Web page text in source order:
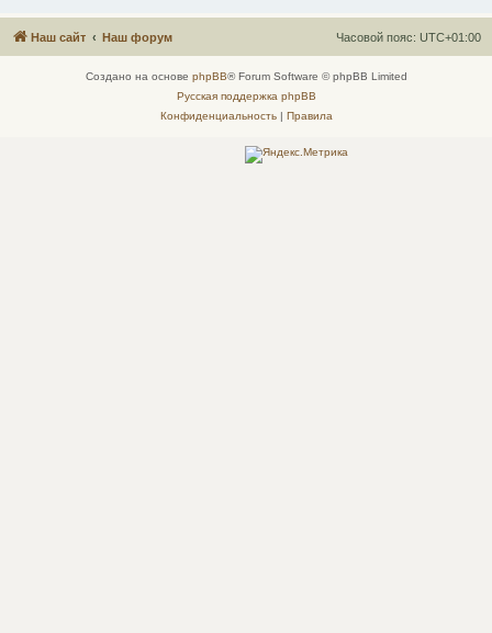
Наш сайт Наш форум Часовой пояс: UTC+01:00
Создано на основе phpBB® Forum Software © phpBB Limited
Русская поддержка phpBB
Конфиденциальность| Правила